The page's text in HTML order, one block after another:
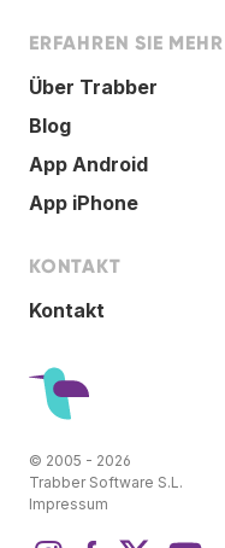
ERFAHREN SIE MEHR
Über Trabber
Blog
App Android
App iPhone
KONTAKT
Kontakt
© 2005 - 2026
Trabber Software S.L.
Impressum